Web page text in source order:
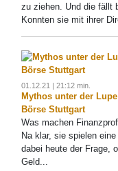
zu ziehen. Und die fällt
Konnten sie mit ihrer
01.12.21 | 21:12 min.
Mythos unter der
Börse Stuttgart
Was machen
Na klar, sie spielen
dabei heute der Frage,
Geld...